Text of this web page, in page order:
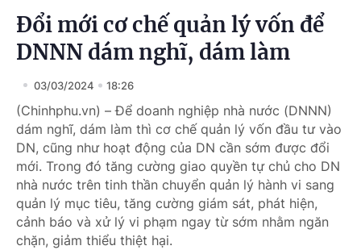
Đổi mới cơ chế quản lý vốn để
DNNN dám nghĩ, dám làm
03/03/2024 18:26
(Chinhphu.vn) – Để doanh nghiệp nhà nước (DNNN)
dám nghĩ, dám làm thì cơ chế quản lý vốn đầu tư vào
DN, cũng như hoạt động của DN cần sớm được đổi
mới. Trong đó tăng cường giao quyền tự chủ cho DN
nhà nước trên tinh thần chuyển quản lý hành vi sang
quản lý mục tiêu, tăng cường giám sát, phát hiện,
cảnh báo và xử lý vi phạm ngay từ sớm nhằm ngăn
chặn, giảm thiểu thiệt hại.